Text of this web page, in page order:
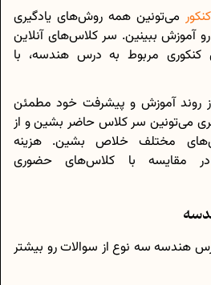
می‌تونین همه روش‌های یادگیری
ببینین. سر کلاس‌های آنلاین
کنکوری مربوط به درس هندسه، با
روند آموزش و پیشرفت خود مطمئن
می‌تونین سر کلاس حاضر بشین و از
مختلف خلاص بشین. هزینه
مقایسه با کلاس‌های حضوری
هندسه سه نوع از سوالات رو بیشتر